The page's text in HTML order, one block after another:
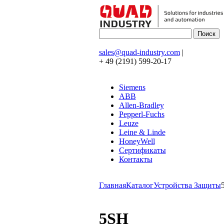
sales@quad-industry.com|
+ 49 (2191) 599-20-17
Siemens
ABB
Allen-Bradley
Pepperl-Fuchs
Leuze
Leine & Linde
HoneyWell
Сертификаты
Контакты
ГлавнаяКаталогУстройства Защиты
5SH